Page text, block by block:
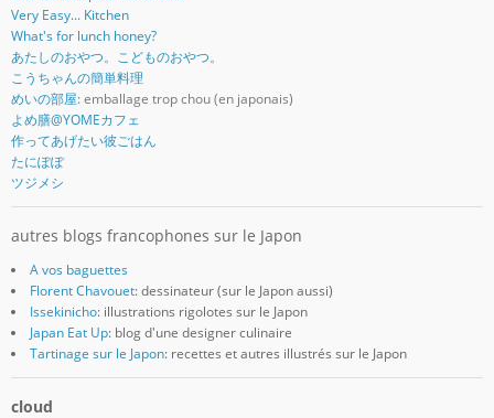
Very Easy... Kitchen
What's for lunch honey?
あたしのおやつ。こどものおやつ。
こうちゃんの簡単料理
めいの部屋: emballage trop chou (en japonais)
よめ膳@YOMEカフェ
作ってあげたい彼ごはん
たにぽぽ
ツジメシ
autres blogs francophones sur le Japon
A vos baguettes
Florent Chavouet: dessinateur (sur le Japon aussi)
Issekinicho: illustrations rigolotes sur le Japon
Japan Eat Up: blog d'une designer culinaire
Tartinage sur le Japon: recettes et autres illustrés sur le Japon
cloud